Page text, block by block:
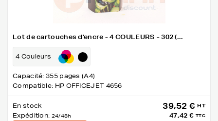
Lot de cartouches d'encre - 4 COULEURS - 302 (...
4 Couleurs
Capacité: 355 pages (A4)
Compatible: HP OFFICEJET 4656
En stock
Expédition: 24/48h
39,52 € HT
47,42 € TTC